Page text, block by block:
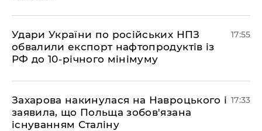
​Удари України по російських НПЗ
обвалили експорт нафтопродуктів із
РФ до 10-річного мінімуму
17:55
​Захарова накинулася на Навроцького і
заявила, що Польща зобов'язана
існуванням Сталіну
17:33